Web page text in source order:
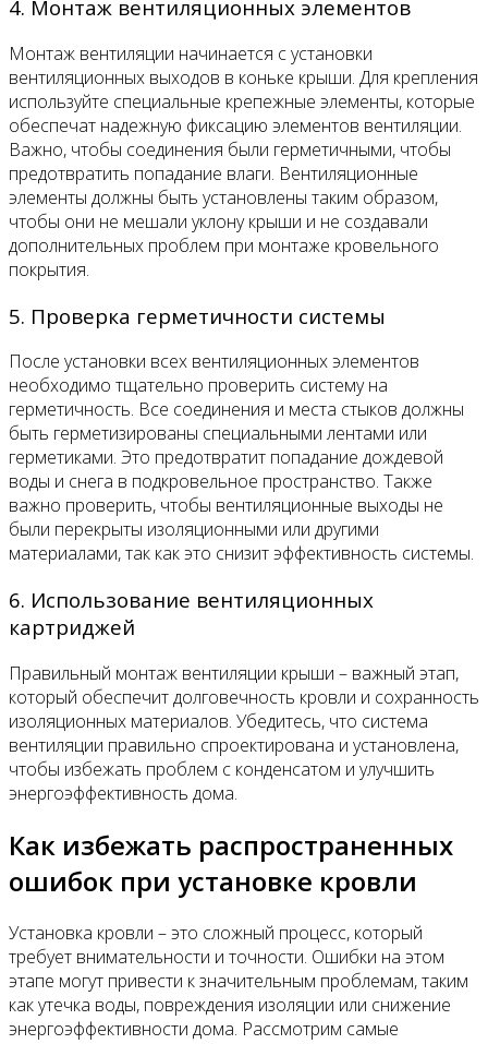
4. Монтаж вентиляционных элементов
Монтаж вентиляции начинается с установки
вентиляционных выходов в коньке крыши. Для крепления
используйте специальные крепежные элементы, которые
обеспечат надежную фиксацию элементов вентиляции.
Важно, чтобы соединения были герметичными, чтобы
предотвратить попадание влаги. Вентиляционные
элементы должны быть установлены таким образом,
чтобы они не мешали уклону крыши и не создавали
дополнительных проблем при монтаже кровельного
покрытия.
5. Проверка герметичности системы
После установки всех вентиляционных элементов
необходимо тщательно проверить систему на
герметичность. Все соединения и места стыков должны
быть герметизированы специальными лентами или
герметиками. Это предотвратит попадание дождевой
воды и снега в подкровельное пространство. Также
важно проверить, чтобы вентиляционные выходы не
были перекрыты изоляционными или другими
материалами, так как это снизит эффективность системы.
6. Использование вентиляционных
картриджей
Правильный монтаж вентиляции крыши – важный этап,
который обеспечит долговечность кровли и сохранность
изоляционных материалов. Убедитесь, что система
вентиляции правильно спроектирована и установлена,
чтобы избежать проблем с конденсатом и улучшить
энергоэффективность дома.
Как избежать распространенных
ошибок при установке кровли
Установка кровли – это сложный процесс, который
требует внимательности и точности. Ошибки на этом
этапе могут привести к значительным проблемам, таким
как утечка воды, повреждения изоляции или снижение
энергоэффективности дома. Рассмотрим самые